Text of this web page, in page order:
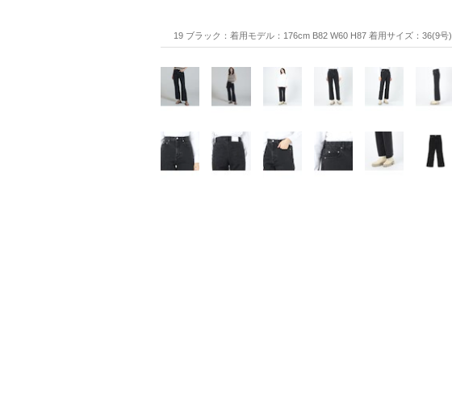
19 ブラック：着用モデル：176cm B82 W60 H87 着用サイズ：36(9号)